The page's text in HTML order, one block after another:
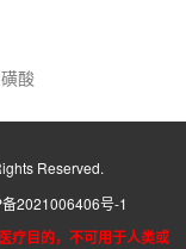
酸
Reserved.
2021006406号-1
疗目的，不可用于人类或